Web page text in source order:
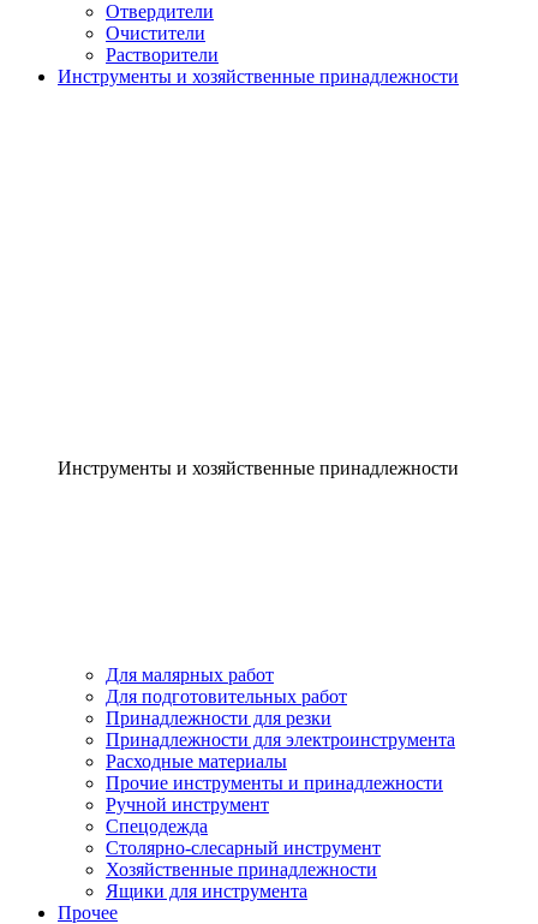
Отвердители
Очистители
Растворители
Инструменты и хозяйственные принадлежности
Инструменты и хозяйственные принадлежности
Для малярных работ
Для подготовительных работ
Принадлежности для резки
Принадлежности для электроинструмента
Расходные материалы
Прочие инструменты и принадлежности
Ручной инструмент
Спецодежда
Столярно-слесарный инструмент
Хозяйственные принадлежности
Ящики для инструмента
Прочее